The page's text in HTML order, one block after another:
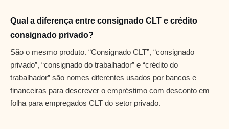
Qual a diferença entre consignado CLT e crédito
consignado privado?
São o mesmo produto. “Consignado CLT”, “consignado
privado”, “consignado do trabalhador” e “crédito do
trabalhador” são nomes diferentes usados por bancos e
financeiras para descrever o empréstimo com desconto em
folha para empregados CLT do setor privado.